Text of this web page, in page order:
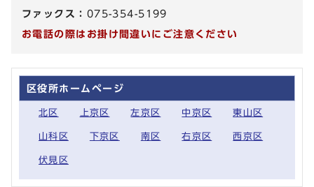
ファックス： 075-354-5199
お電話の際はお掛け間違いにご注意ください
区役所ホームページ
北区 上京区 左京区 中京区 東山区
山科区 下京区 南区 右京区 西京区
伏見区